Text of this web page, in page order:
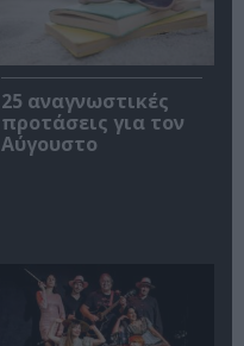
25 αναγνωστικές
προτάσεις για τον
Αύγουστο